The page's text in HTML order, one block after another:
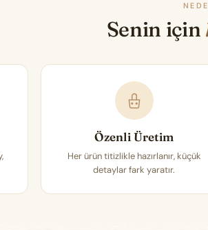
Senin için
Özenli Üretim
Her ürün titizlikle hazırlanır, küçük
detaylar fark yaratır.